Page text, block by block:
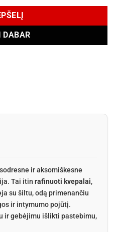
DABAR
ir aksomiškesne
Tai itin rafinuoti kvepalai,
su šiltu, odą primenančiu
ir intymumo pojūtį.
ir gebėjimu išlikti pastebimu,